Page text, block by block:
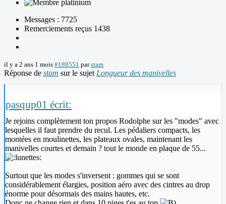
Messages : 7725
Remerciements reçus 1438
il y a 2 ans 1 mois #188551 parstam
Réponse de stam sur le sujet Longueur des manivelles
pasqup01 écrit:
Je rejoins complètement ton propos Rodolphe sur les "modes" avec
lesquelles il faut prendre du recul. Les pédaliers compacts, les
montées en moulinettes, les plateaux ovales, maintenant les
manivelles courtes et demain ? tout le monde en plaque de 55...
Surtout que les modes s'inversent : gommes qui se sont
considérablement élargies, position aéro avec des cintres au drop
énorme pour désormais des mains hautes, etc.